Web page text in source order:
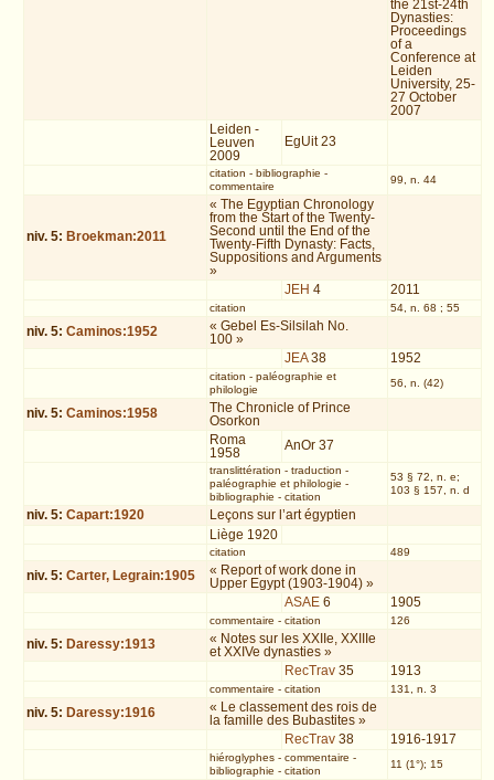
the 21st-24th
Dynasties:
Proceedings
of a
Conference at
Leiden
University, 25-
27 October
2007
Leiden -
Leuven
2009
EgUit 23
citation - bibliographie -
commentaire
99, n. 44
niv. 5: Broekman:2011
« The Egyptian Chronology
from the Start of the Twenty-
Second until the End of the
Twenty-Fifth Dynasty: Facts,
Suppositions and Arguments
»
JEH 4 2011
citation 54, n. 68 ; 55
niv. 5:Caminos:1952
« Gebel Es-Silsilah No.
100 »
JEA38 1952
citation - paléographie et
philologie
56, n. (42)
niv. 5:Caminos:1958
The Chronicle of Prince
Osorkon
Roma
1958
AnOr 37
translittération - traduction -
paléographie et philologie -
bibliographie - citation
53 § 72, n. e;
103 § 157, n. d
niv. 5:Capart:1920
Leçons sur l’art égyptien
Liège 1920
citation 489
niv. 5:Carter, Legrain:1905
« Report of work done in
Upper Egypt (1903-1904) »
ASAE 6 1905
commentaire - citation 126
niv. 5: Daressy:1913
« Notes sur les XXIIe, XXIIIe
et XXIVe dynasties »
RecTrav 35 1913
commentaire - citation 131, n. 3
niv. 5: Daressy:1916
« Le classement des rois de
la famille des Bubastites »
RecTrav 38 1916-1917
hiéroglyphes- commentaire -
bibliographie - citation
11 (1°); 15